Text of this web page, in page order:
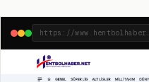
https://